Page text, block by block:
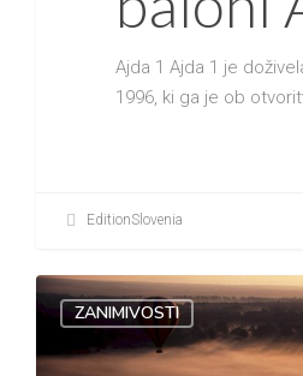
Ajda 1 Ajda 1 je
1996, ki ga je ob
EditionSlovenia
ZANIMIVOSTI